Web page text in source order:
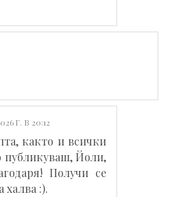
Г. В 20:12
както и всички
публикуваш, Йоли,
Получи се
халва :).